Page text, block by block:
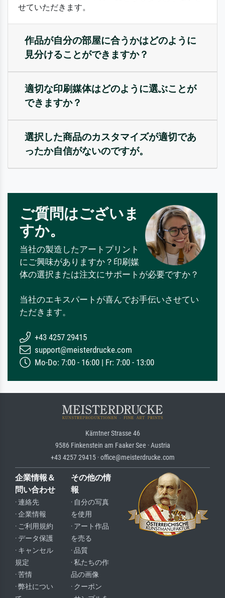
せていただきます。
作品が自分の部屋に合うかはどのように
見分けることができますか？
適切な印刷媒体はどのように選ぶことが
できますか？
選択した商品のカスタマイズが適切であ
ったか自信がないのですが。
ご質問はございま
すか。
当社の製造したアートプリント
にご興味がありますか？印刷媒
体の選択または注文にサポートが必要ですか？
当社のエキスパートが喜んでお手伝いさせてい
ただきます。
+43 4257 29415
support@meisterdrucke.com
Mo-Do: 7:00 - 16:00 | Fr: 7:00 - 13:00
Kärntner Strasse 46
9586 Finkenstein am Faaker See · Austria
+43 4257 29415 · office@meisterdrucke.com
企業情報＆
問い合わせ
· 連絡先
· 企業情報
· ご利用規約
· データ保護
· キャンセル
規定
· 苦情
· 弊社につい
その他の情
報
· 自分の写真
を使用
· アート作品
を売る
· 品質
· 私たちの作
品の画像
· クーポン